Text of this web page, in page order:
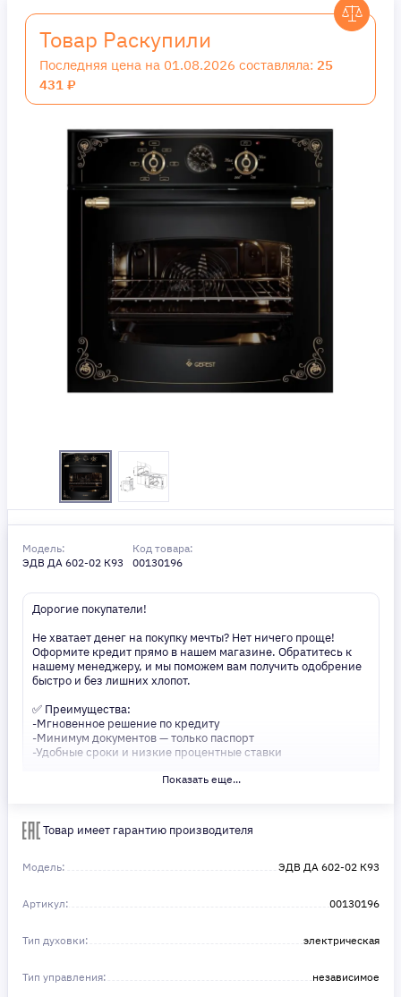
Товар Раскупили
Последняя цена на 01.08.2026 составляла: 25
431 ₽
Модель:
ЭДВ ДА 602-02 К93
Код товара:
00130196
Дорогие покупатели!
Не хватает денег на покупку мечты? Нет ничего проще!
Оформите кредит прямо в нашем магазине. Обратитесь к
нашему менеджеру, и мы поможем вам получить одобрение
быстро и без лишних хлопот.
✅ Преимущества:
-Мгновенное решение по кредиту
-Минимум документов — только паспорт
-Удобные сроки и низкие процентные ставки
Не откладывайте свои желания на потом! Получите то, что
Показать еще...
Товар имеет гарантию производителя
Модель: ЭДВ ДА 602-02 К93
Артикул: 00130196
Тип духовки: электрическая
Тип управления: независимое